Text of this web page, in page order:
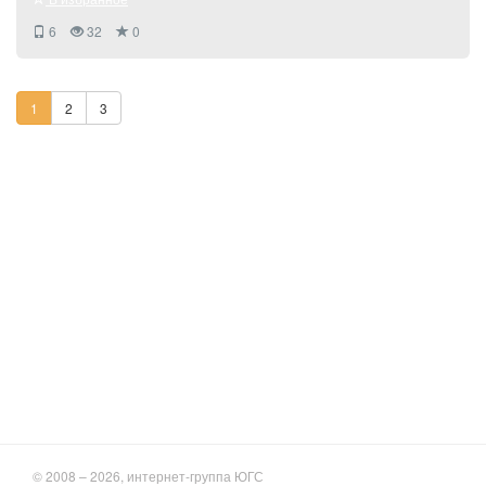
6
32 0
1 2 3
© 2008 – 2026, интернет-группа ЮГС